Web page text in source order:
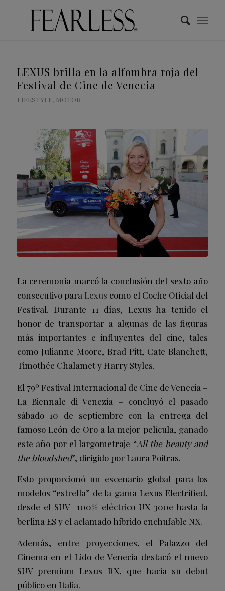
LEXUS brilla en la alfombra roja del
Festival de Cine de Venecia
LIFESTYLE, MOTOR
La ceremonia marcó la conclusión del sexto año
consecutivo para Lexus como el Coche Oficial del
Festival. Durante 11 días, Lexus ha tenido el
honor de transportar a algunas de las figuras
más importantes e influyentes del cine, tales
como Julianne Moore, Brad Pitt, Cate Blanchett,
Timothée Chalamet y Harry Styles.
El 79º Festival Internacional de Cine de Venecia –
La Biennale di Venezia – concluyó el pasado
sábado 10 de septiembre con la entrega del
famoso León de Oro a la mejor película, ganado
este año por el largometraje “All the beauty and
the bloodshed”, dirigido por Laura Poitras.
Esto proporcionó un escenario global para los
modelos “estrella” de la gama Lexus Electrified,
desde el SUV 100% eléctrico UX 300e hasta la
berlina ES y el aclamado híbrido enchufable NX.
Además, entre proyecciones, el Palazzo del
Cinema en el Lido de Venecia destacó el nuevo
SUV premium Lexus RX, que hacia su debut
público en Italia.